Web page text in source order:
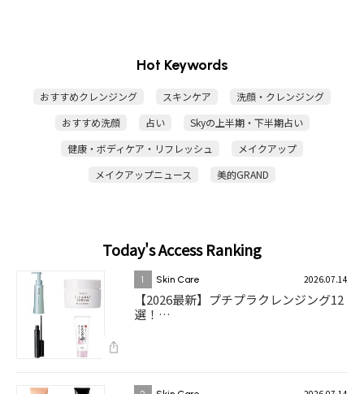
Hot Keywords
おすすめクレンジング スキンケア
洗顔・クレンジング
おすすめ洗顔
占い
Skyの上半期・下半期占い
健康・ボディケア・リフレッシュ
メイクアップ
メイクアップニュース
美的GRAND
Today's Access Ranking
1 Skin Care 2026.07.14
【2026最新】プチプラクレンジング12
選！…